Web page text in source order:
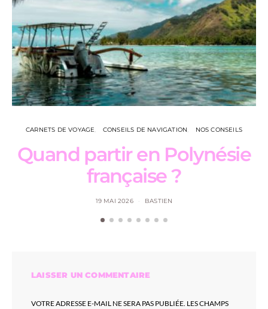
CARNETS DE VOYAGE CONSEILS DE NAVIGATION NOS CONSEILS
Quand partir en Polynésie
française ?
19 MAI 2026 BASTIEN
LAISSER UN COMMENTAIRE
VOTRE ADRESSE E-MAIL NE SERA PAS PUBLIÉE. LES CHAMPS